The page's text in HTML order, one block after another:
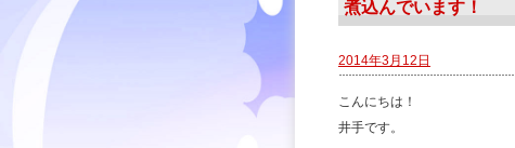
煮込んでいます！
2014年3月12日
こんにちは！
井手です。